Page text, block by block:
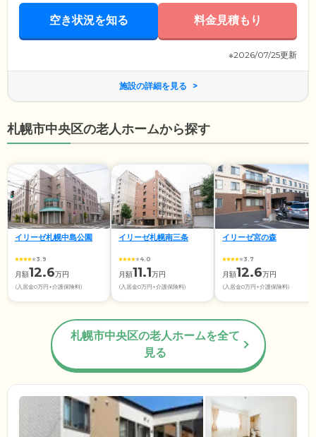
空き状況を知る 料金見積もり
※2026/07/25更新
施設の詳細を見る
札幌市中央区の老人ホームから探す
イリーゼ札幌中島公園
3.9
月額12.6万円
(入居金0万円+介護保険料)
イリーゼ札幌南三条
4.0
月額11.1万円
(入居金0万円+介護保険料)
イリーゼ宮の森
3.7
月額12.6万円
(入居金0万円+介護保険料)
札幌市中央区の老人ホームを全て
見る